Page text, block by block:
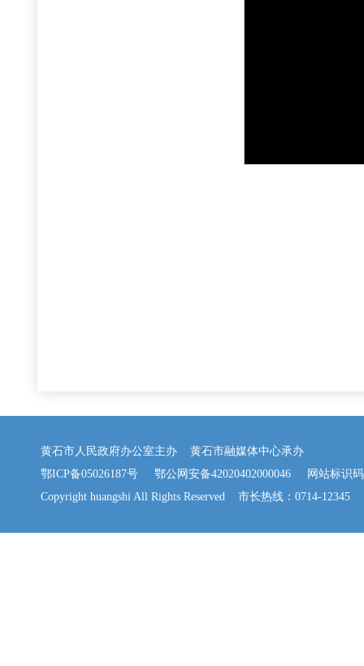
黄石市人民政府办公室主办 黄石市融媒体中心承办
鄂ICP备05026187号
鄂公网安备42020402000046 网站标识码
Copyright huangshi All Rights Reserved 市长热线：0714-12345